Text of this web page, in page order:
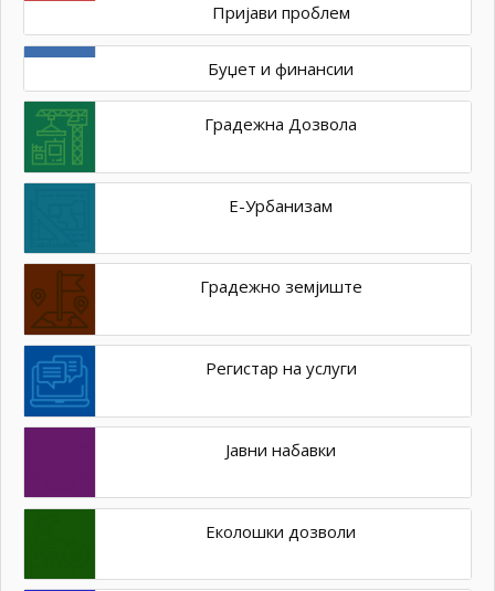
Пријави проблем
Буџет и финансии
Градежна Дозвола
Е-Урбанизам
Градежно земјиште
Регистар на услуги
Јавни набавки
Еколошки дозволи